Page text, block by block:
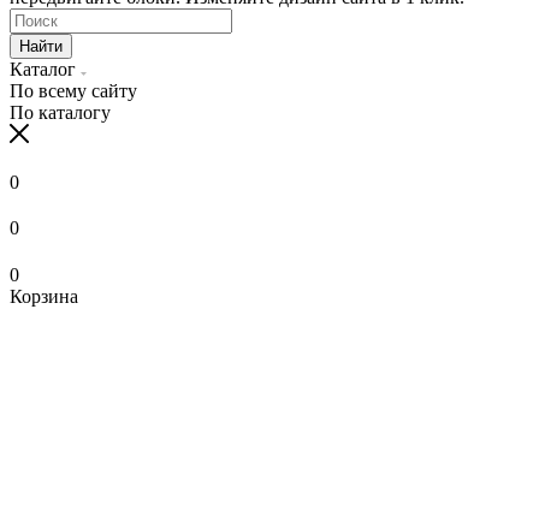
Найти
Каталог
По всему сайту
По каталогу
0
0
0
Корзина